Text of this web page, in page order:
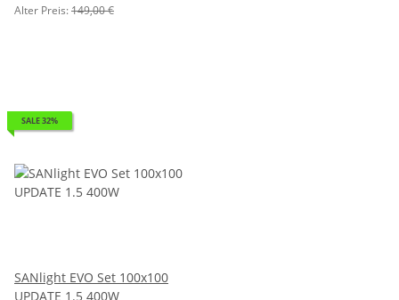
Alter Preis:149,00 €
SALE 32%
SANlight EVO Set 100x100
UPDATE 1.5 400W